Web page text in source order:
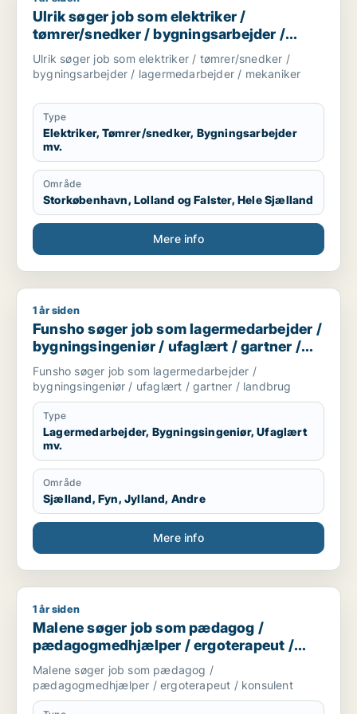
Ulrik søger job som elektriker /
tømrer/snedker / bygningsarbejder /
lagermedarbejder / mekaniker
Ulrik søger job som elektriker / tømrer/snedker /
bygningsarbejder / lagermedarbejder / mekaniker
Type
Elektriker, Tømrer/snedker, Bygningsarbejder
mv.
Område
Storkøbenhavn, Lolland og Falster, Hele Sjælland
Mere info
Funsho søger job som lagermedarbejder /
1 år siden
Funsho søger job som lagermedarbejder /
bygningsingeniør / ufaglært / gartner /
landbrug
Funsho søger job som lagermedarbejder /
bygningsingeniør / ufaglært / gartner / landbrug
Type
Lagermedarbejder, Bygningsingeniør, Ufaglært
mv.
Område
Sjælland, Fyn, Jylland, Andre
Mere info
Malene søger job som pædagog / pædagogmedhjælper /
1 år siden
Malene søger job som pædagog /
pædagogmedhjælper / ergoterapeut /
konsulent
Malene søger job som pædagog /
pædagogmedhjælper / ergoterapeut / konsulent